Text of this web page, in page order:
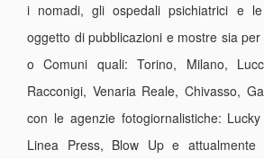
i nomadi, gli ospedali psichiatrici e
oggetto di pubblicazioni e mostre sia
o Comuni quali: Torino, Milano,
Racconigi, Venaria Reale, Chivasso,
con le agenzie fotogiornalistiche:
Linea Press, Blow Up e attualmente